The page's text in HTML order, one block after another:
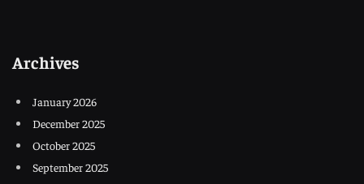
Archives
January 2026
December 2025
October 2025
September 2025